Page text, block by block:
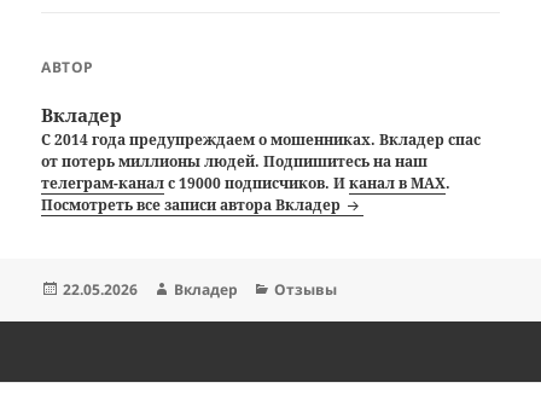
АВТОР
Вкладер
С 2014 года предупреждаем о мошенниках. Вкладер спас
от потерь миллионы людей. Подпишитесь на наш
телеграм-каналс 19000 подписчиков. Иканал в MAX.
Посмотреть все записи автора Вкладер
Опубликовано
22.05.2026 Автор
Вкладер Рубрики
Отзывы